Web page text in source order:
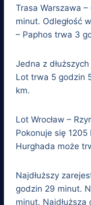
Trasa Warszawa
minut. Odległość
– Paphos trwa 3
Jedna z
Lot trwa 5 godzin
km.
Lot Wrocław –
Pokonuje się
Hurghada może
Najdłuższy
godzin 29 minut.
minut. Najdłuższa